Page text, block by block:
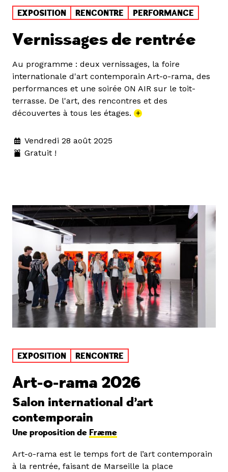
EXPOSITION RENCONTRE PERFORMANCE
Vernissages de rentrée
Au programme : deux vernissages, la foire
internationale d'art contemporain Art-o-rama, des
performances et une soirée ON AIR sur le toit-
terrasse. De l'art, des rencontres et des
découvertes à tous les étages. +
Vendredi 28 août 2025
Gratuit !
EXPOSITION RENCONTRE
Art-o-rama 2026
Salon international d’art
contemporain
Une proposition de Fræme
Art-o-rama est le temps fort de l’art contemporain
à la rentrée, faisant de Marseille la place